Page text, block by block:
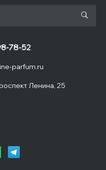
parfum.ru
78-52
Ленина, 25